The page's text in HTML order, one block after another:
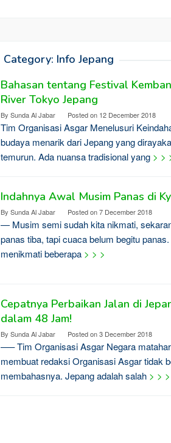
Category: Info Jepang
Bahasan tentang Festival
River Tokyo Jepang
By Sunda Al Jabar Posted on 12 December 2018
Tim Organisasi Asgar Menelusuri
budaya menarik dari Jepang yang
temurun. Ada nuansa tradisional yang > >
Indahnya Awal Musim Panas di
By Sunda Al Jabar Posted on7 December 2018
— Musim semi sudah kita nikmati,
panas tiba, tapi cuaca belum begitu
menikmati beberapa > > >
Cepatnya Perbaikan Jalan di
dalam 48 Jam!
By Sunda Al Jabar Posted on3 December 2018
—– Tim Organisasi Asgar Negara
membuat redaksi Organisasi Asgar tidak
membahasnya. Jepang adalah salah > > >